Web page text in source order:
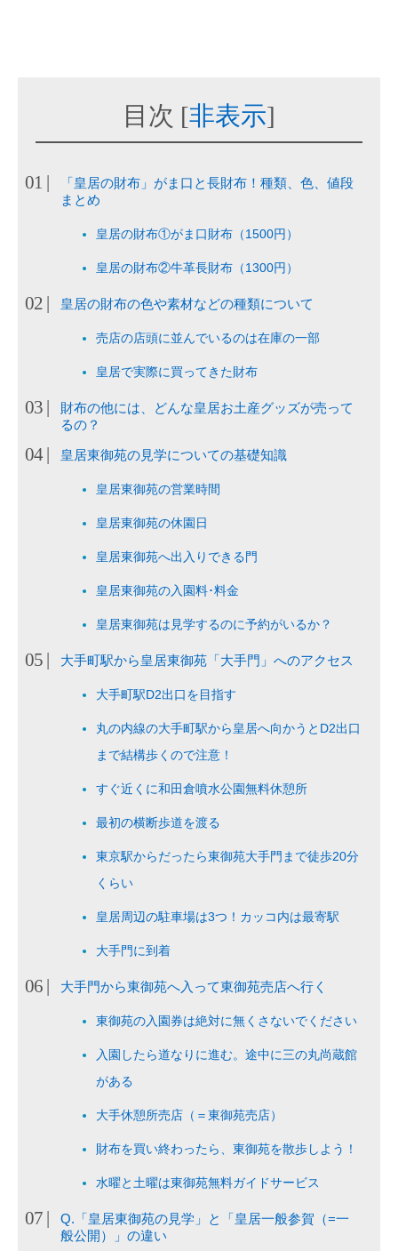
目次 [非表示]
「皇居の財布」がま口と長財布！種類、色、値段
まとめ
皇居の財布①がま口財布（1500円）
皇居の財布②牛革長財布（1300円）
皇居の財布の色や素材などの種類について
売店の店頭に並んでいるのは在庫の一部
皇居で実際に買ってきた財布
財布の他には、どんな皇居お土産グッズが売って
るの？
皇居東御苑の見学についての基礎知識
皇居東御苑の営業時間
皇居東御苑の休園日
皇居東御苑へ出入りできる門
皇居東御苑の入園料･料金
皇居東御苑は見学するのに予約がいるか？
大手町駅から皇居東御苑「大手門」へのアクセス
大手町駅D2出口を目指す
丸の内線の大手町駅から皇居へ向かうとD2出口
まで結構歩くので注意！
すぐ近くに和田倉噴水公園無料休憩所
最初の横断歩道を渡る
東京駅からだったら東御苑大手門まで徒歩20分
くらい
皇居周辺の駐車場は3つ！カッコ内は最寄駅
大手門に到着
大手門から東御苑へ入って東御苑売店へ行く
東御苑の入園券は絶対に無くさないでください
入園したら道なりに進む。途中に三の丸尚蔵館
がある
大手休憩所売店（＝東御苑売店）
財布を買い終わったら、東御苑を散歩しよう！
水曜と土曜は東御苑無料ガイドサービス
Q.「皇居東御苑の見学」と「皇居一般参賀（=一
般公開）」の違い